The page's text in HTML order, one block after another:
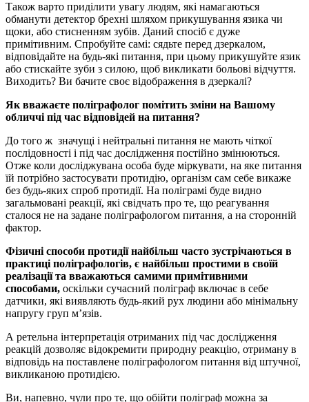
Також варто приділити увагу людям, які намагаються
обманути детектор брехні шляхом прикушування язика чи
щоки, або стисненням зубів. Даний спосіб є дуже
примітивним. Спробуйте самі: сядьте перед дзеркалом,
відповідайте на будь-які питання, при цьому прикушуйте язик
або стискайте зуби з силою, щоб викликати больові відчуття.
Виходить? Ви бачите своє відображення в дзеркалі?
Як вважаєте поліграфолог помітить зміни на Вашому
обличчі під час відповідей на питання?
До того ж значущі і нейтральні питання не мають чіткої
послідовності і під час дослідження постійно змінюються.
Отже коли досліджувана особа буде міркувати, на яке питання
їй потрібно застосувати протидію, організм сам себе викаже
без будь-яких спроб протидії. На поліграмі буде видно
загальмовані реакції, які свідчать про те, що реагування
сталося не на задане поліграфологом питання, а на сторонній
фактор.
Фізичні способи протидії найбільш часто зустрічаються в
практиці поліграфологів, є найбільш простими в своїй
реалізації та вважаються самими примітивними
способами, оскільки сучасний поліграф включає в себе
датчики, які виявляють будь-який рух людини або мінімальну
напругу груп м’язів.
А ретельна інтерпретація отриманих під час дослідження
реакцій дозволяє відокремити природну реакцію, отриману в
відповідь на поставлене поліграфологом питання від штучної,
викликаною протидією.
Ви, напевно, чули про те, що обійти поліграф можна за